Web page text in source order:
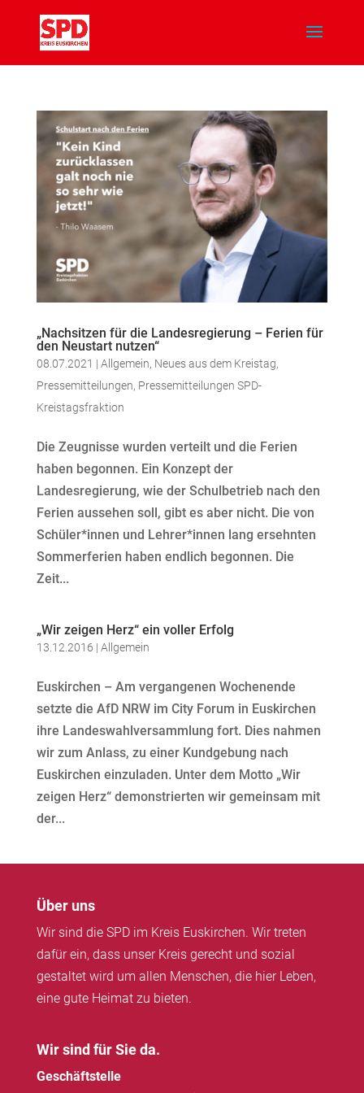
„Nachsitzen für die Landesregierung – Ferien für
den Neustart nutzen“
08.07.2021 | Allgemein, Neues aus dem Kreistag,
Pressemitteilungen, Pressemitteilungen SPD-
Kreistagsfraktion
Die Zeugnisse wurden verteilt und die Ferien
haben begonnen. Ein Konzept der
Landesregierung, wie der Schulbetrieb nach den
Ferien aussehen soll, gibt es aber nicht. Die von
Schüler*innen und Lehrer*innen lang ersehnten
Sommerferien haben endlich begonnen. Die
Zeit...
„Wir zeigen Herz“ ein voller Erfolg
13.12.2016 | Allgemein
Euskirchen – Am vergangenen Wochenende
setzte die AfD NRW im City Forum in Euskirchen
ihre Landeswahlversammlung fort. Dies nahmen
wir zum Anlass, zu einer Kundgebung nach
Euskirchen einzuladen. Unter dem Motto „Wir
zeigen Herz“ demonstrierten wir gemeinsam mit
der...
Über uns
Wir sind die SPD im Kreis Euskirchen. Wir treten
dafür ein, dass unser Kreis gerecht und sozial
gestaltet wird um allen Menschen, die hier Leben,
eine gute Heimat zu bieten.
Wir sind für Sie da.
Geschäftstelle